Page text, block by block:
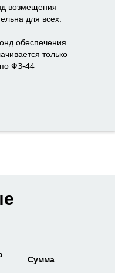
возмещения
для всех.
обеспечения
только
по ФЗ-44
Сумма